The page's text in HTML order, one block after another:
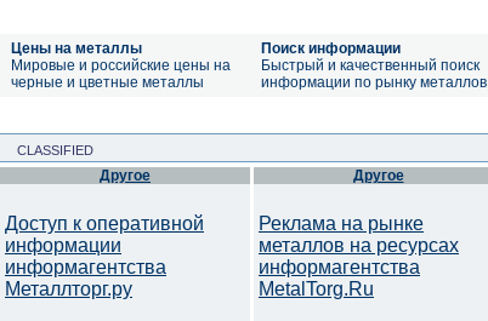
Цены на металлы
Мировые и российские цены на
черные и цветные металлы
Поиск информации
Быстрый и качественный поиск
информации по рынку металлов
CLASSIFIED
Другое
Доступ к оперативной
информации
информагентства
Металлторг.ру
Другое
Реклама на рынке
металлов на ресурсах
информагентства
MetalTorg.Ru